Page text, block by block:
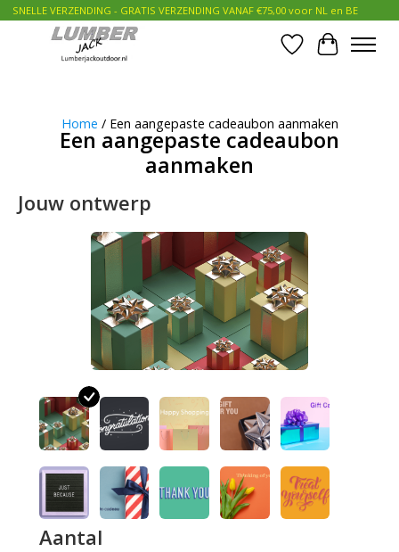
SNELLE VERZENDING - GRATIS VERZENDING VANAF €75,00 voor NL en BE
Verlanglijst
Home / Een aangepaste cadeaubon aanmaken
Een aangepaste cadeaubon
aanmaken
Jouw ontwerp
Aantal